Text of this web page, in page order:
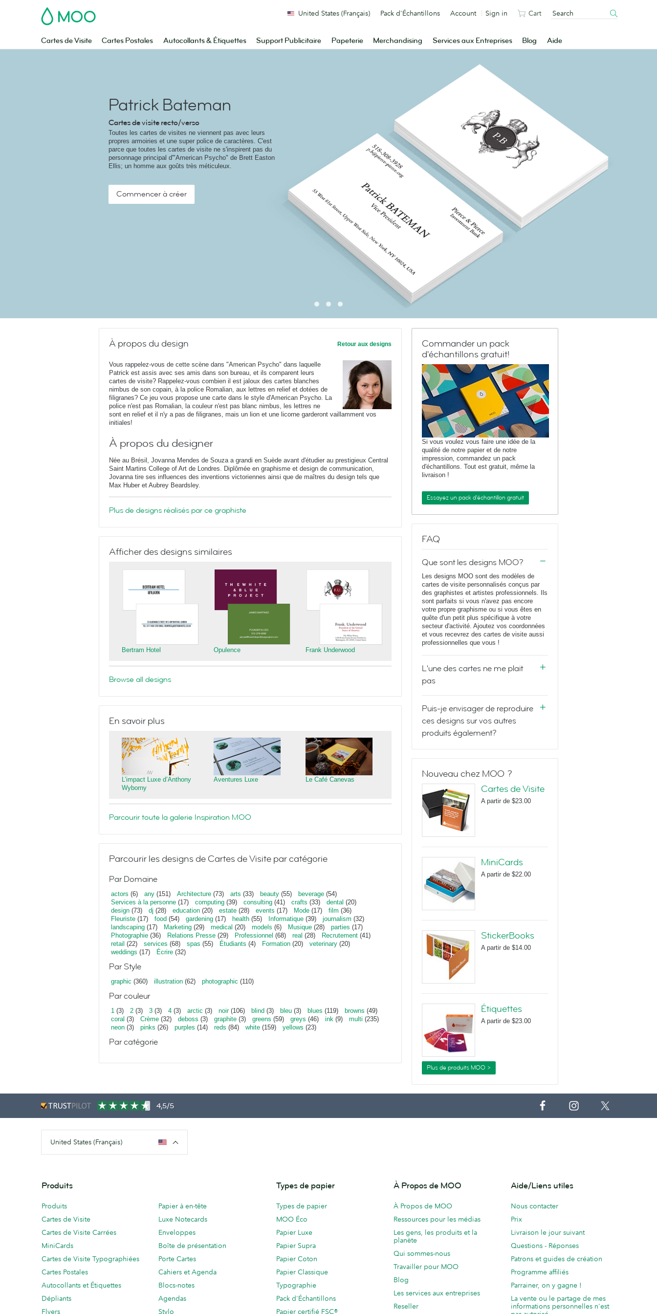
MOO
Cartes de Visite Cartes Postales Autocollants & Étiquettes Support Publicitaire Papeterie Merchandising Services aux Entreprises Blog Aide
United States (Français) Pack d'Échantillons Account Sign in Cart
Patrick Bateman
Cartes de visite recto/verso
Toutes les cartes de visites ne viennent pas avec leurs
propres armoiries et une super police de caractères. C'est
parce que toutes les cartes de visite ne s'inspirent pas du
personnage principal d'"American Psycho" de Brett Easton
Ellis; un homme aux goûts très méticuleux.
Commencer à créer
À propos du design Retour aux designs
Vous rappelez-vous de cette scène dans "American Psycho" dans laquelle
Patrick est assis avec ses amis dans son bureau, et ils comparent leurs
cartes de visite? Rappelez-vous combien il est jaloux des cartes blanches
nimbus de son copain, à la police Romalian, aux lettres en relief et dotées de
filigranes? Ce jeu vous propose une carte dans le style d'American Psycho. La
police n'est pas Romalian, la couleur n'est pas blanc nimbus, les lettres ne
sont en relief et il n'y a pas de filigranes, mais un lion et une licorne garderont vaillamment vos
initiales!
À propos du designer
Née au Brésil, Jovanna Mendes de Souza a grandi en Suède avant d'étudier au prestigieux Central
Saint Martins College of Art de Londres. Diplômée en graphisme et design de communication,
Jovanna tire ses influences des inventions victoriennes ainsi que de maîtres du design tels que
Max Huber et Aubrey Beardsley.
Plus de designs réalisés par ce graphiste
Afficher des designs similaires
Bertram Hotel Opulence Frank Underwood
Browse all designs
En savoir plus
L’impact Luxe d’Anthony
Wyborny
Aventures Luxe Le Café Canevas
Parcourir toute la galerie Inspiration MOO
Parcourir les designs de Cartes de Visite par catégorie
Par Domaine
actors (6) any (151) Architecture (73) arts (33) beauty (55) beverage (54)
Services à la personne (17) computing (39) consulting (41) crafts (33) dental (20)
design (73) dj (28) education (20) estate (28) events (17) Mode (17) film (36)
Fleuriste (17) food (54) gardening (17) health (55) Informatique (39) journalism (32)
landscaping (17) Marketing (29) medical (20) models (6) Musique (28) parties (17)
Photographie (36) Relations Presse (29) Professionnel (68) real (28) Recrutement (41)
retail (22) services (68) spas (55) Étudiants (4) Formation (20) veterinary (20)
weddings (17) Écrire (32)
Par Style
graphic (360) illustration (62) photographic (110)
Par couleur
1 (3) 2 (3) 3 (3) 4 (3) arctic (3) noir(106) blind (3) bleu (3) blues (119) browns (49)
coral (3) Crème (32) deboss (3) graphite (3) greens (59) greys (46) ink (9) multi (235)
neon (3) pinks (26) purples (14) reds (84) white (159) yellows (23)
Par catégorie
Commander un pack
d'échantillons gratuit!
Si vous voulez vous faire une idée de la
qualité de notre papier et de notre
impression, commandez un pack
d'échantillons. Tout est gratuit, même la
livraison !
Essayez un pack d'échantillon gratuit
FAQ
Que sont les designs MOO?
Les designs MOO sont des modèles de
cartes de visite personnalisés conçus par
des graphistes et artistes professionnels. Ils
sont parfaits si vous n'avez pas encore
votre propre graphisme ou si vous êtes en
quête d'un petit plus spécifique à votre
secteur d'activité. Ajoutez vos coordonnées
et vous recevrez des cartes de visite aussi
professionnelles que vous !
L'une des cartes ne me plait
pas
Puis-je envisager de reproduire
ces designs sur vos autres
produits également?
Nouveau chez MOO ?
Cartes de Visite
A partir de $23.00
MiniCards
A partir de $22.00
StickerBooks
A partir de $14.00
Étiquettes
A partir de $23.00
Plus de produits MOO >
4,5/5
United States (Français)
Produits
Produits
Cartes de Visite
Cartes de Visite Carrées
MiniCards
Cartes de Visite Typographiées
Cartes Postales
Autocollants et Étiquettes
Dépliants
Flyers
Papier à en-tête
Luxe Notecards
Enveloppes
Boîte de présentation
Porte Cartes
Cahiers et Agenda
Blocs-notes
Agendas
Stylo
Types de papier
Types de papier
MOO Éco
Papier Luxe
Papier Supra
Papier Coton
Papier Classique
Typographie
Pack d'Échantillons
Papier certifié FSC®
À Propos de MOO
À Propos de MOO
Ressources pour les médias
Les gens, les produits et la
planète
Qui sommes-nous
Travailler pour MOO
Blog
Les services aux entreprises
Reseller
Aide/Liens utiles
Nous contacter
Prix
Livraison le jour suivant
Questions - Réponses
Patrons et guides de création
Programme affiliés
Parrainer, on y gagne !
La vente ou le partage de mes
informations personnelles n'est